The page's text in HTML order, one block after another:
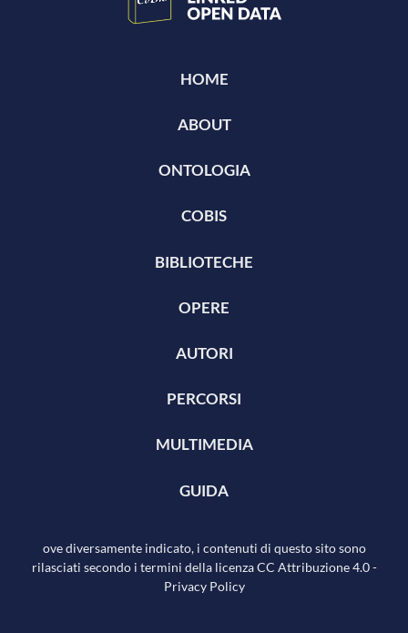
HOME
ABOUT
ONTOLOGIA
COBIS
BIBLIOTECHE
OPERE
AUTORI
PERCORSI
MULTIMEDIA
GUIDA
ove diversamente indicato, i contenuti di questo sito sono
rilasciati secondo i termini della licenza CC Attribuzione 4.0-
Privacy Policy